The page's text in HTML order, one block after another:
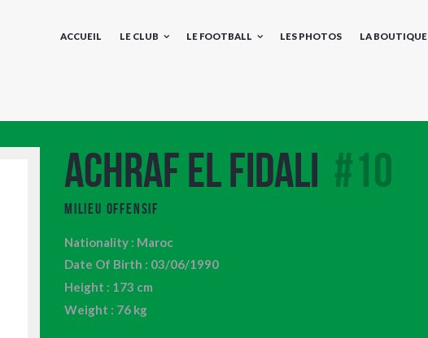
ACCUEIL LE CLUB LE FOOTBALL LES PHOTOS LA BOUTIQUE
Achraf El Fidali #10
Milieu Offensif
Nationality : Maroc
Date Of Birth : 03/06/1990
Height : 173 cm
Weight : 76 kg